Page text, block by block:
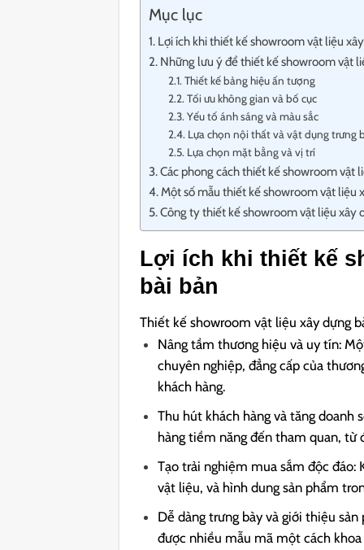
Mục lục
Lợi ích khi thiết kế showroom vật liệu
Những lưu ý để thiết kế showroom vật
Thiết kế bảng hiệu ấn tượng
Tối ưu không gian và bố cục
Yếu tố ánh sáng và màu sắc
Lựa chọn nội thất và vật dụng trưng
Lựa chọn mặt bằng và vị trí
Các phong cách thiết kế showroom vật
Một số mẫu thiết kế showroom vật liệu
Công ty thiết kế showroom vật liệu xây
Lợi ích khi thiết kế
bài bản
Thiết kế showroom vật liệu xây dựng
Nâng tầm thương hiệu và uy tín:
chuyên nghiệp, đẳng cấp của
khách hàng.
Thu hút khách hàng và tăng doanh
hàng tiềm năng đến tham quan, từ
Tạo trải nghiệm mua sắm độc đáo:
vật liệu, và hình dung sản phẩm
Dễ dàng trưng bày và giới thiệu
được nhiều mẫu mã một cách